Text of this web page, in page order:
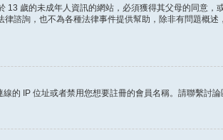
歲的未成年人資訊的網站，必須獲得其父母的同意
諮詢，也不為各種法律事件提供幫助，除非有問題概
的 IP 位址或者禁用您想要註冊的會員名稱。請聯繫討論